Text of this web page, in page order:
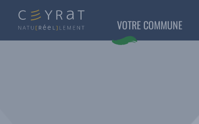
VOTRE COMMUNE